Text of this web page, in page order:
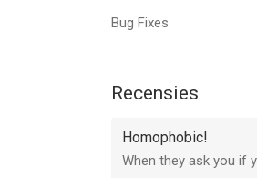
Bug Fixes
Recensies
Homophobic!
When they ask you if